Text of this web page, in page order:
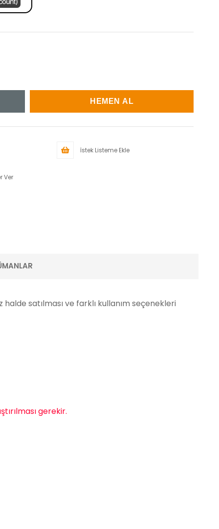
İstek Listeme Ekle
Ver
satılması ve farklı kullanım seçenekleri
gerekir.